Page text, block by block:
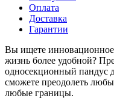
Оплата
Доставка
Гарантии
Вы ищете
жизнь более удобной?
односекционный
сможете преодолеть
любые границы.